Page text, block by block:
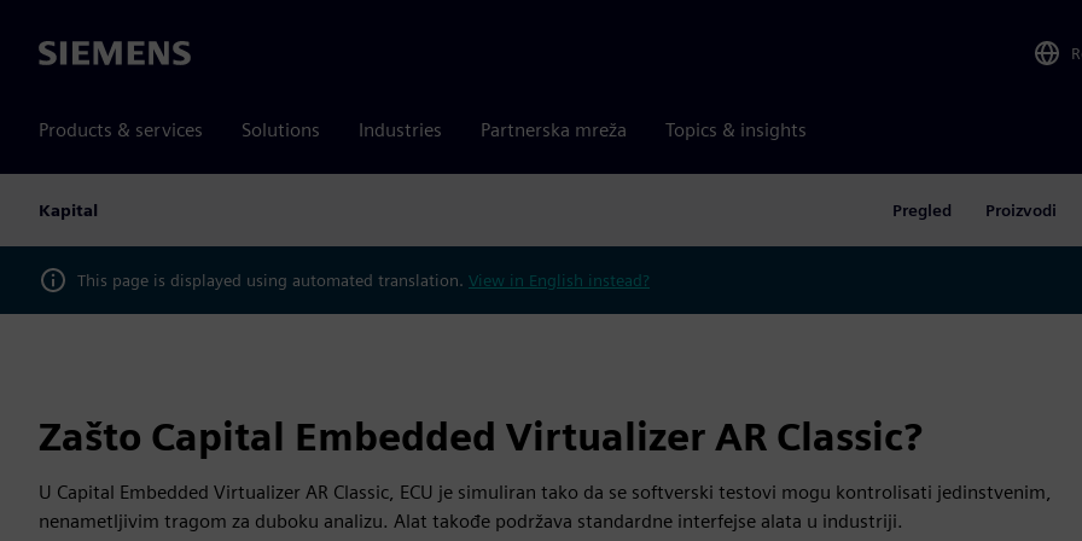
Siemens
Products & services Solutions Industries Partnerska mreža Topics & insights
Kapital Pregled Proizvodi
This page is displayed using automated translation. View in English instead?
Zašto Capital Embedded Virtualizer AR Classic?
U Capital Embedded Virtualizer AR Classic, ECU je simuliran tako da se softverski testovi mogu kontrolisati jedinstvenim,
nenametljivim tragom za duboku analizu. Alat takođe podržava standardne interfejse alata u industriji.